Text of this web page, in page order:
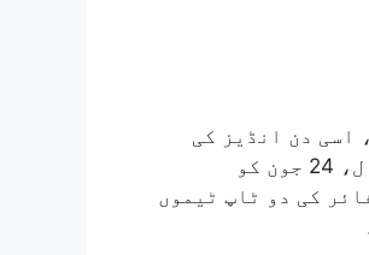
گے، اسی دن انڈیز کی
ٹیم کو امریکا کا سامنا کرنا ہے۔ انڈیز کی ٹیم کو 22 جون کو نیپال، 24 جون کو
کی دو ٹاپ ٹیموں